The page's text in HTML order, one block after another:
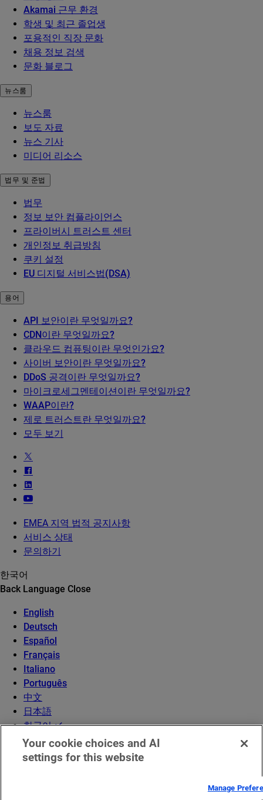
Akamai 근무 환경
학생 및 최근 졸업생
포용적인 직장 문화
채용 정보 검색
문화 블로그
뉴스룸
뉴스룸
보도 자료
뉴스 기사
미디어 리소스
법무 및 준법
법무
정보 보안 컴플라이언스
프라이버시 트러스트 센터
개인정보 취급방침
쿠키 설정
EU 디지털 서비스법(DSA)
용어
API 보안이란 무엇일까요?
CDN이란 무엇일까요?
클라우드 컴퓨팅이란 무엇인가요?
사이버 보안이란 무엇일까요?
DDoS 공격이란 무엇일까요?
마이크로세그멘테이션이란 무엇일까요?
WAAP이란?
제로 트러스트란 무엇일까요?
모두 보기
EMEA 지역 법적 공지사항
서비스 상태
문의하기
한국어
Back Language Close
English
Deutsch
Español
Français
Italiano
Português
中文
日本語
한국어
Your cookie choices and AI
settings for this website
Manage